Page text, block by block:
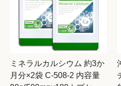
ミネラルカルシウム 約3か
月分×2袋 C-508-2 内容量